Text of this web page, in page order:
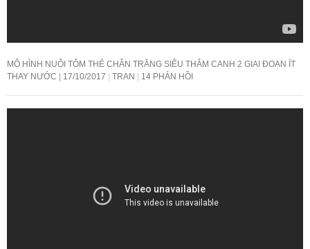
MÔ HÌNH NUÔI TÔM THẺ CHÂN TRẮNG SIÊU THÂM CANH 2 GIAI ĐOẠN ÍT
THAY NƯỚC
17/10/2017 TRAN 14 PHẢN HỒI